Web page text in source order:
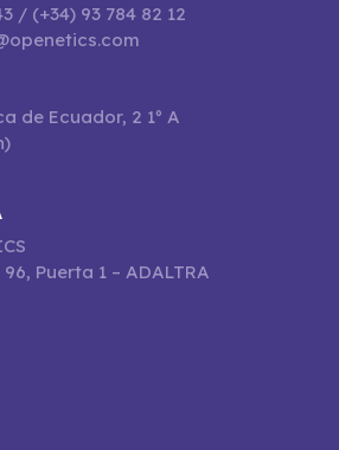
/ (+34) 93 784 82 12
de Ecuador, 2 1º A
Puerta 1 – ADALTRA